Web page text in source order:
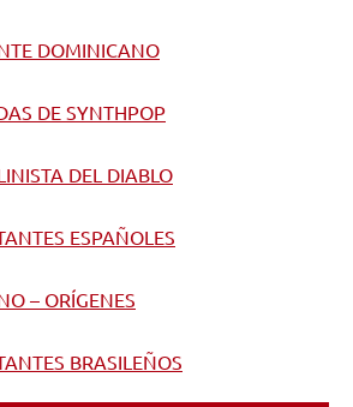
DOMINICANO
DE SYNTHPOP
DEL DIABLO
ESPAÑOLES
– ORÍGENES
BRASILEÑOS